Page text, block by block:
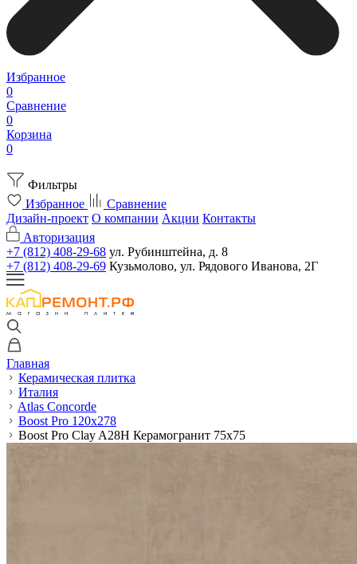
Избранное
0
Сравнение
0
Корзина
0
Фильтры
Избранное
Сравнение
Дизайн-проект О компании Акции Контакты
Авторизация
+7 (812) 408-29-68 ул. Рубинштейна, д. 8
+7 (812) 408-29-69 Кузьмолово, ул. Рядового Иванова, 2Г
Главная
Керамическая плитка
Италия
Atlas Concorde
Boost Pro 120x278
Boost Pro Clay A28H Керамогранит 75x75